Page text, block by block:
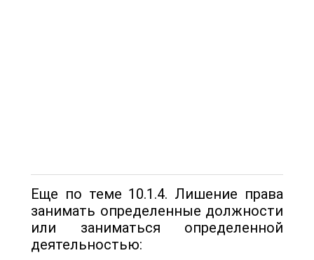
Еще по теме 10.1.4. Лишение права
занимать определенные должности
или заниматься определенной
деятельностью: